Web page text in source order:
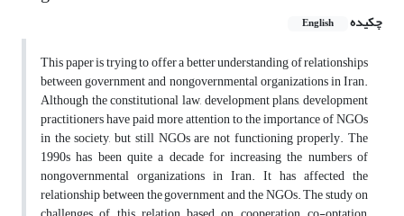
چکیده English
This paper is trying to offer a better understanding of relationships
between government and nongovernmental organizations in Iran.
Although the constitutional law, development plans, development
practitioners have paid more attention to the importance of NGOs
in the society, but still NGOs are not functioning properly. The
1990s has been quite a decade for increasing the numbers of
nongovernmental organizations in Iran. It has affected the
relationship between the government and the NGOs. The study on